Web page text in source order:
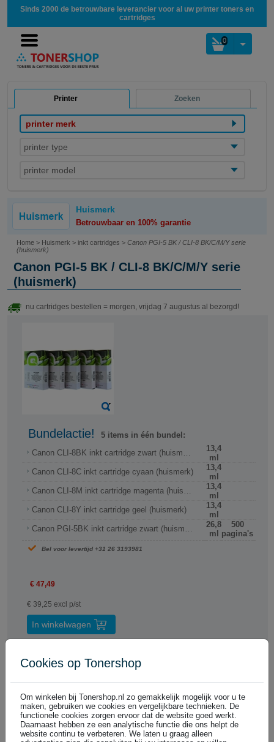
Sinds 2000 de betrouwbare leverancier voor al uw printer toners en
cartridges
0
Printer Zoeken
printer merk
printer type
printer model
Huismerk
Betrouwbaar en 100% garantie
Home > Huismerk > inkt cartridges > Canon PGI-5 BK / CLI-8 BK/C/M/Y serie
(huismerk)
Canon PGI-5 BK / CLI-8 BK/C/M/Y serie
(huismerk)
nu cartridges bestellen = morgen, vrijdag 7 augustus al bezorgd!
Bundelactie!
5 items in één bundel:
Canon CLI-8BK inkt cartridge zwart (huismerk)
13,4
ml
Canon CLI-8C inkt cartridge cyaan (huismerk)
13,4
ml
Canon CLI-8M inkt cartridge magenta (huismerk)
13,4
ml
Canon CLI-8Y inkt cartridge geel (huismerk)
13,4
ml
Canon PGI-5BK inkt cartridge zwart (huismerk)
26,8
ml
500
pagina's
Bel voor levertijd +31 26 3193981
€ 47,49
€ 39,25 excl p/st
In winkelwagen
Betrouwbaar en 100% garantie
Canon CLI-8 serie ( C / M / Y ) huismerk
Cookies op Tonershop
Om winkelen bij Tonershop.nl zo gemakkelijk mogelijk voor u te
maken, gebruiken we cookies en vergelijkbare technieken. De
functionele cookies zorgen ervoor dat de website goed werkt.
Daarnaast hebben ze een analytische functie die ons helpt de
website continu te verbeteren. We laten u graag alleen